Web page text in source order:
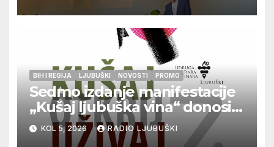
BIH I REGIJA LJUBUŠKI NOVOSTI PROMO
Sedmo izdanje manifestacije
„Kušaj ljubuška vina“ donosi
vrhunska vina, gastronomiju i
glazbu
KOL 5, 2026 RADIO LJUBUŠKI